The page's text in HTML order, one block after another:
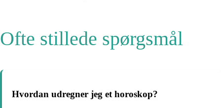
Ofte stillede spørgsmål
Hvordan udregner jeg et horoskop?